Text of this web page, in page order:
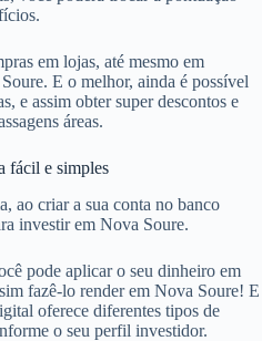
em lojas, até mesmo em
E o melhor, ainda é possível
e assim obter super descontos e
áreas.
e simples
ao criar a sua conta no banco
investir em Nova Soure.
pode aplicar o seu dinheiro em
fazê-lo render em Nova Soure! E
oferece diferentes tipos de
o seu perfil investidor.